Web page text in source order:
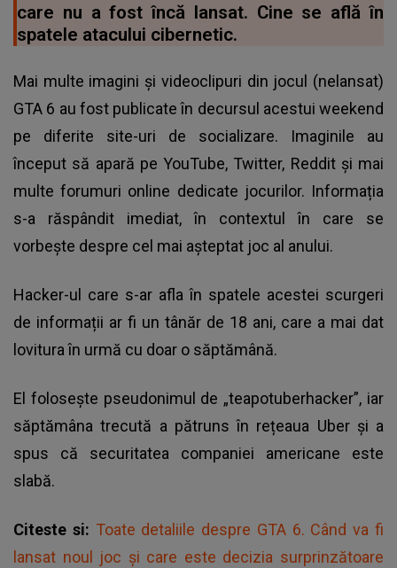
care nu a fost încă lansat. Cine se află în
spatele atacului cibernetic.
Mai multe imagini și videoclipuri din jocul (nelansat)
GTA 6 au fost publicate în decursul acestui weekend
pe diferite site-uri de socializare. Imaginile au
început să apară pe YouTube, Twitter, Reddit şi mai
multe forumuri online dedicate jocurilor. Informația
s-a răspândit imediat, în contextul în care se
vorbește despre cel mai așteptat joc al anului.
Hacker-ul care s-ar afla în spatele acestei scurgeri
de informații ar fi un tânăr de 18 ani, care a mai dat
lovitura în urmă cu doar o săptămână.
El folosește pseudonimul de „teapotuberhacker”, iar
săptămâna trecută a pătruns în rețeaua Uber și a
spus că securitatea companiei americane este
slabă.
Citeste si: Toate detaliile despre GTA 6. Când va fi
lansat noul joc şi care este decizia surprinzătoare